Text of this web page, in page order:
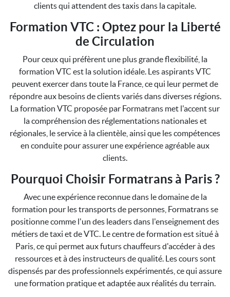
clients qui attendent des taxis dans la capitale.
Formation VTC : Optez pour la Liberté
de Circulation
Pour ceux qui préfèrent une plus grande flexibilité, la
formation VTC est la solution idéale. Les aspirants VTC
peuvent exercer dans toute la France, ce qui leur permet de
répondre aux besoins de clients variés dans diverses régions.
La formation VTC proposée par Formatrans met l'accent sur
la compréhension des réglementations nationales et
régionales, le service à la clientèle, ainsi que les compétences
en conduite pour assurer une expérience agréable aux
clients.
Pourquoi Choisir Formatrans à Paris ?
Avec une expérience reconnue dans le domaine de la
formation pour les transports de personnes, Formatrans se
positionne comme l'un des leaders dans l'enseignement des
métiers de taxi et de VTC. Le centre de formation est situé à
Paris, ce qui permet aux futurs chauffeurs d'accéder à des
ressources et à des instructeurs de qualité. Les cours sont
dispensés par des professionnels expérimentés, ce qui assure
une formation pratique et adaptée aux réalités du terrain.